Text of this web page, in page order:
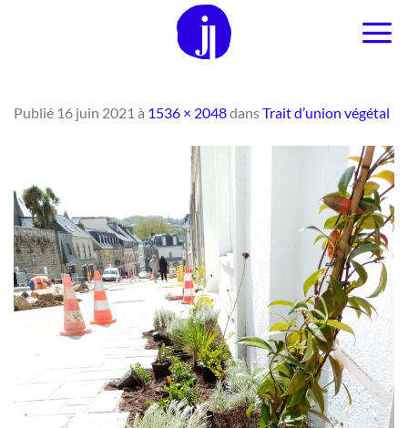
Publié 16 juin 2021 à 1536 × 2048dansTrait d’union végétal